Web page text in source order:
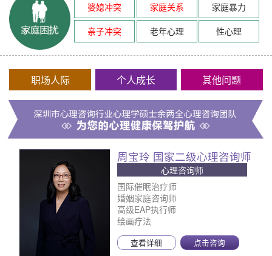
婆媳冲突 家庭关系
家庭暴力
亲子冲突
老年心理 性心理
职场人际 个人成长 其他问题
周宝玲 国家二级心理咨询师
心理咨询师
国际催眠治疗师
婚姻家庭咨询师
高级EAP执行师
绘画疗法
查看详细 点击咨询